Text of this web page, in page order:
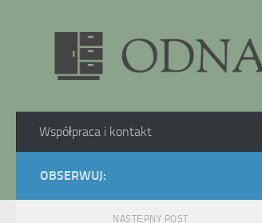
Współpraca i kontakt
OBSERWUJ:
NASTĘPNY POST